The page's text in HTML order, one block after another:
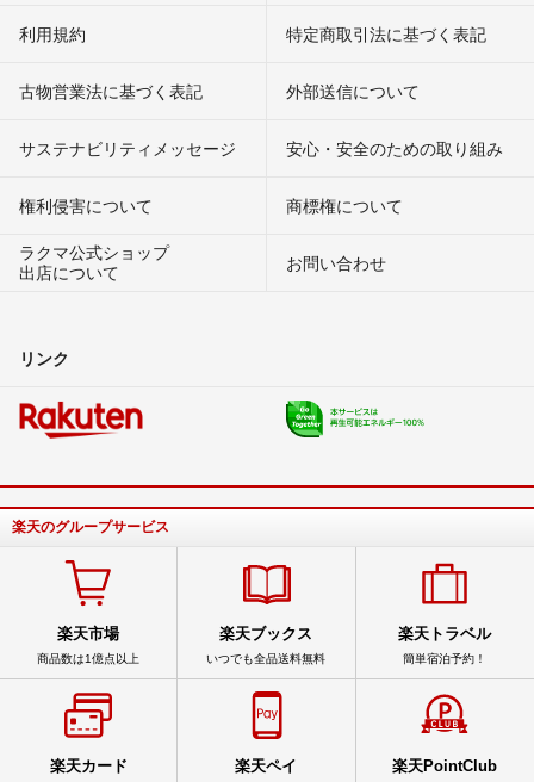
利用規約 特定商取引法に基づく表記
古物営業法に基づく表記 外部送信について
サステナビリティメッセージ 安心・安全のための取り組み
権利侵害について
商標権について
ラクマ公式ショップ
出店について
お問い合わせ
リンク
楽天のグループサービス
楽天市場
商品数は1億点以上
楽天ブックス
いつでも全品送料無料
楽天トラベル
簡単宿泊予約！
楽天カード 楽天ペイ 楽天PointClub